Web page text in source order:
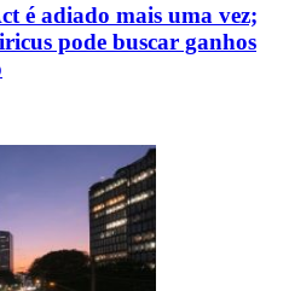
é adiado mais uma vez;
pode buscar ganhos